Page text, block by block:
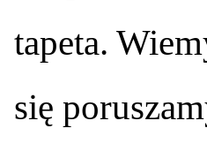
tapeta.
się